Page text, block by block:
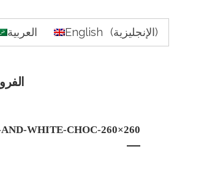
العربية English (الإنجليزية)
WHITE-CHOC-260×260